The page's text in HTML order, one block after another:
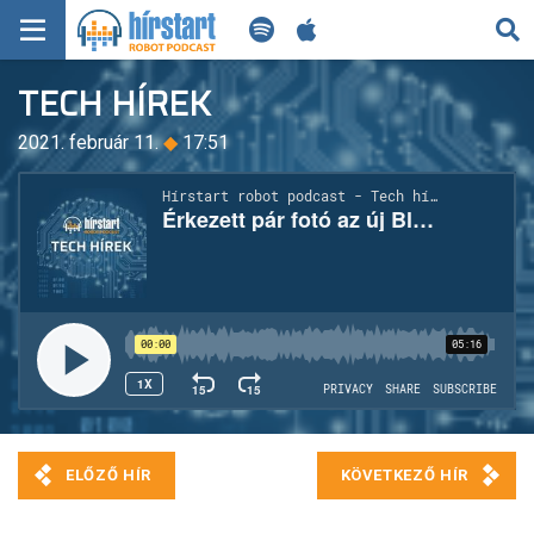
KERESÉS
KEZDŐLAP
FRISS HÍREK
TECH HÍREK
FILM-ZENE-SZÓRAKOZÁS
PLAYLIST
MI AZ A ROBOT PODCAST?
TECH HÍREK
2021. február 11.◆ 17:51